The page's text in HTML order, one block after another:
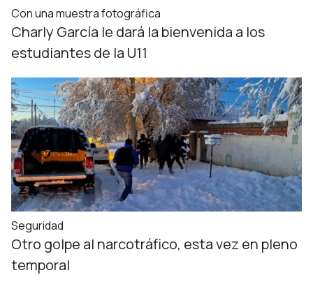
Con una muestra fotográfica
Charly García le dará la bienvenida a los
estudiantes de la U11
Seguridad
Otro golpe al narcotráfico, esta vez en pleno
temporal